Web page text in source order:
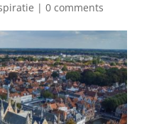
| 0 comments